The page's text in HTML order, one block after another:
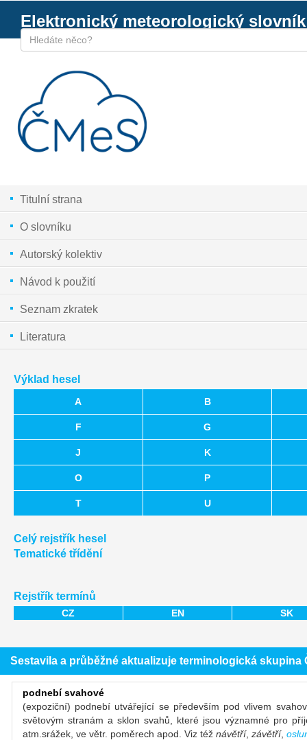
Elektronický meteorologický slovník
Titulní strana
O slovníku
Autorský kolektiv
Návod k použití
Seznam zkratek
Literatura
Výklad hesel
A B
F G
J K
O P
T U
Celý rejstřík hesel
Tematické třídění
Rejstřík termínů
CZ EN SK
Sestavila a průběžné aktualizuje terminologická
podnebí svahové
(expoziční) podnebí utvářející se především pod vlivem
světovým stranám a sklon svahů, které jsou významné pro
atm.srážek, ve větr. poměrech apod. Viz též návětří, závětří,